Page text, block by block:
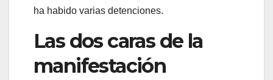
ha habido varias detenciones.
Las dos caras de la
manifestación